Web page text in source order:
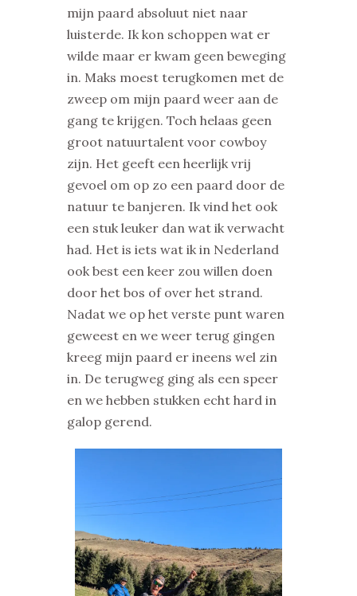
mijn paard absoluut niet naar
luisterde. Ik kon schoppen wat er
wilde maar er kwam geen beweging
in. Maks moest terugkomen met de
zweep om mijn paard weer aan de
gang te krijgen. Toch helaas geen
groot natuurtalent voor cowboy
zijn. Het geeft een heerlijk vrij
gevoel om op zo een paard door de
natuur te banjeren. Ik vind het ook
een stuk leuker dan wat ik verwacht
had. Het is iets wat ik in Nederland
ook best een keer zou willen doen
door het bos of over het strand.
Nadat we op het verste punt waren
geweest en we weer terug gingen
kreeg mijn paard er ineens wel zin
in. De terugweg ging als een speer
en we hebben stukken echt hard in
galop gerend.